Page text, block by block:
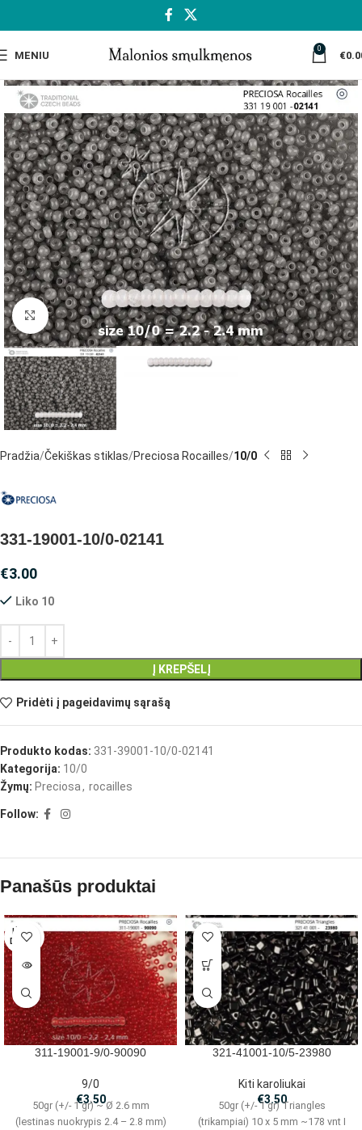
MENIU
0
€
Spustelėkite, jei norite padidinti
Pradžia Čekiškas stiklas Preciosa Rocailles 10/0
331-19001-10/0-02141
€3.00
Liko 10
Į KREPŠELĮ
Pridėti į pageidavimų sąrašą
Produkto kodas: 331-39001-10/0-02141
Kategorija: 10/0
Žymų: Preciosa, rocailles
Follow:
Panašūs produktai
IŠPAR
DUOTA
311-19001-9/0-90090
9/0
€3.50
50gr (+/- 1 gr) ~ Ø 2.6 mm
(lestinas nuokrypis 2.4 – 2.8 mm)
321-41001-10/5-23980
Kiti karoliukai
€3.50
50gr (+/- 1 gr) Triangles
(trikampiai) 10 x 5 mm ~178 vnt I